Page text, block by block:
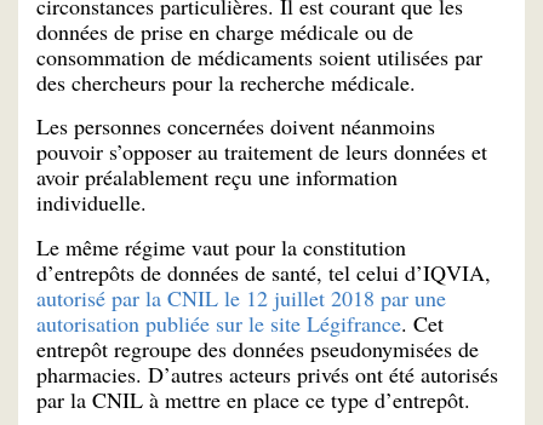
données de prise en charge médicale ou de
consommation de médicaments soient utilisées par
des chercheurs pour la recherche médicale.
Les personnes concernées doivent néanmoins
pouvoir s’opposer au traitement de leurs données et
avoir préalablement reçu une information
individuelle.
Le même régime vaut pour la constitution
d’entrepôts de données de santé, tel celui d’IQVIA,
autorisé par la CNIL le 12 juillet 2018 par une
autorisation publiée sur le site Légifrance. Cet
entrepôt regroupe des données pseudonymisées de
pharmacies. D’autres acteurs privés ont été autorisés
par la CNIL à mettre en place ce type d’entrepôt.